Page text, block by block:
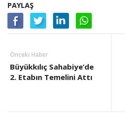
PAYLAŞ
Önceki Haber
Büyükkılıç Sahabiye’de
2. Etabın Temelini Attı